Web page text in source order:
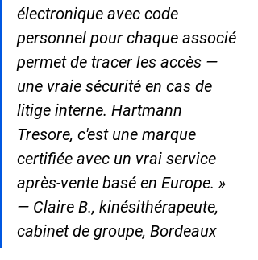
électronique avec code
personnel pour chaque associé
permet de tracer les accès —
une vraie sécurité en cas de
litige interne. Hartmann
Tresore, c'est une marque
certifiée avec un vrai service
après-vente basé en Europe. »
— Claire B., kinésithérapeute,
cabinet de groupe, Bordeaux